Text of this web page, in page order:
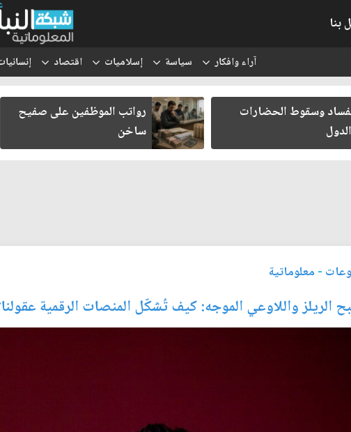
بنا
آراء وافكار سياسة إسلاميات اقتصاد
وسقوط الحضارات
رواتب الموظفين على صفيح
ساخن
- معلوماتية
الريلز واللاوعي الموجه: كيف تُشكّل المنصات الرقمية